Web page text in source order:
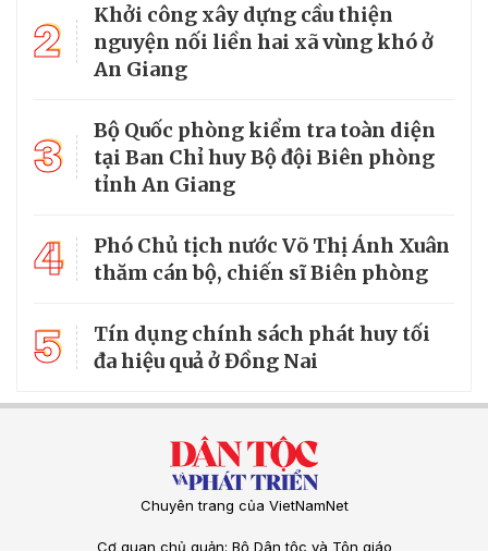
2
Khởi công xây dựng cầu thiện
nguyện nối liền hai xã vùng khó ở
An Giang
3
Bộ Quốc phòng kiểm tra toàn diện
tại Ban Chỉ huy Bộ đội Biên phòng
tỉnh An Giang
4
Phó Chủ tịch nước Võ Thị Ánh Xuân
thăm cán bộ, chiến sĩ Biên phòng
5
Tín dụng chính sách phát huy tối
đa hiệu quả ở Đồng Nai
Chuyên trang của VietNamNet
Cơ quan chủ quản: Bộ Dân tộc và Tôn giáo